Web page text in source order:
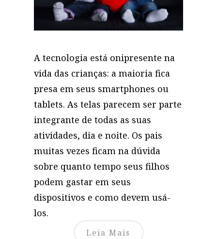
A tecnologia está onipresente na
vida das crianças: a maioria fica
presa em seus smartphones ou
tablets. As telas parecem ser parte
integrante de todas as suas
atividades, dia e noite. Os pais
muitas vezes ficam na dúvida
sobre quanto tempo seus filhos
podem gastar em seus
dispositivos e como devem usá-
los.
Leia Mais